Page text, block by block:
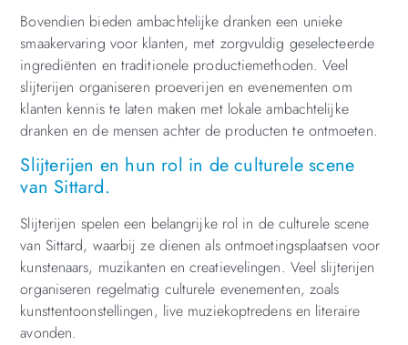
Bovendien bieden ambachtelijke dranken een unieke
smaakervaring voor klanten, met zorgvuldig geselecteerde
ingrediënten en traditionele productiemethoden. Veel
slijterijen organiseren proeverijen en evenementen om
klanten kennis te laten maken met lokale ambachtelijke
dranken en de mensen achter de producten te ontmoeten.
Slijterijen en hun rol in de culturele scene
van Sittard.
Slijterijen spelen een belangrijke rol in de culturele scene
van Sittard, waarbij ze dienen als ontmoetingsplaatsen voor
kunstenaars, muzikanten en creatievelingen. Veel slijterijen
organiseren regelmatig culturele evenementen, zoals
kunsttentoonstellingen, live muziekoptredens en literaire
avonden.